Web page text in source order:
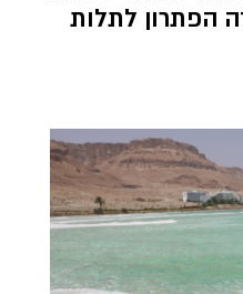
הפתרון לתלות